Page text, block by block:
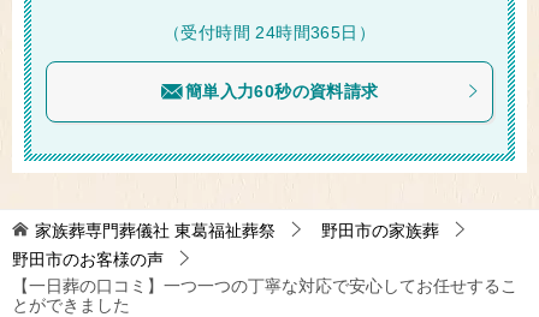
（受付時間 24時間365日）
簡単入力60秒の資料請求
家族葬専門葬儀社 東葛福祉葬祭
野田市の家族葬
野田市のお客様の声
【一日葬の口コミ】一つ一つの丁寧な対応で安心してお任せするこ
とができました